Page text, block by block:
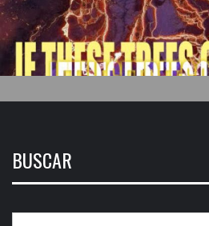
BUSCAR